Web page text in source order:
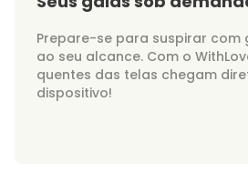
Prepare-se para suspirar com
ao seu alcance. Com o
quentes das telas chegam
dispositivo!